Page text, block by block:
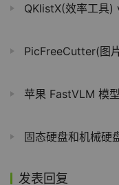
QKlistX(效率工具)
PicFreeCutter(图
苹果 FastVLM 模型开放试用：
固态硬盘和机械硬
发表回复